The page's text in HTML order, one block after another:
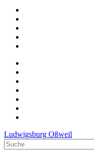
Ludwigsburg Oßweil